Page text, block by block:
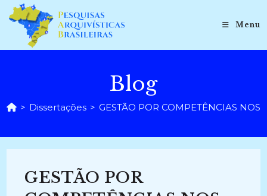
para
conteúdo
Menu
Blog
> Dissertações > GESTÃO POR COMPETÊNCIAS
GESTÃO POR